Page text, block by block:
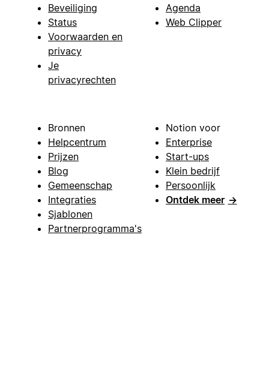
Beveiliging
Status
Voorwaarden en
privacy
Je
privacyrechten
Agenda
Web Clipper
Bronnen
Helpcentrum
Prijzen
Blog
Gemeenschap
Integraties
Sjablonen
Partnerprogramma's
Notion voor
Enterprise
Start-ups
Klein bedrijf
Persoonlijk
Ontdek meer →